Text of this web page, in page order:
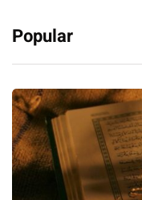
Popular